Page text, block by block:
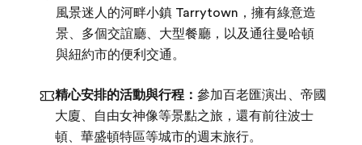
風景迷人的河畔小鎮 Tarrytown，擁有綠意造
景、多個交誼廳、大型餐廳，以及通往曼哈頓
與紐約市的便利交通。
精心安排的活動與行程： 參加百老匯演出、帝國
大廈、自由女神像等景點之旅，還有前往波士
頓、華盛頓特區等城市的週末旅行。